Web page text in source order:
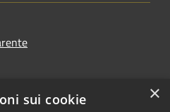
×
sui cookie